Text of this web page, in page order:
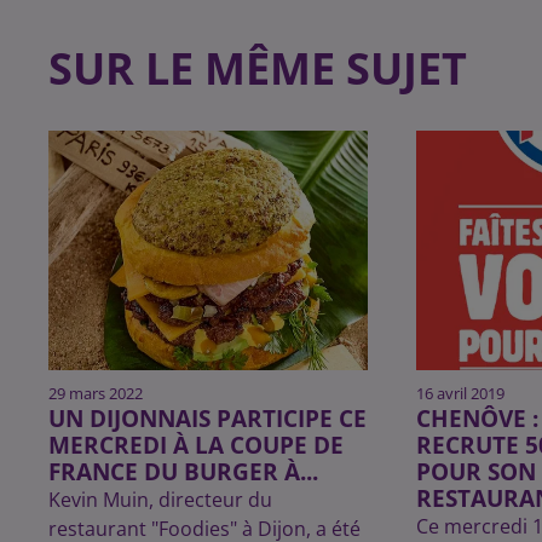
SUR LE MÊME SUJET
29 mars 2022
UN DIJONNAIS PARTICIPE CE
MERCREDI À LA COUPE DE
FRANCE DU BURGER À...
Kevin Muin, directeur du
restaurant "Foodies" à Dijon, a été
16 avril 2019
CHENÔVE
RECRUTE
POUR SON
Ce mercredi